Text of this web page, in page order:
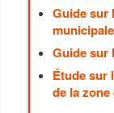
Guide sur
municipale
Guide sur
Étude sur
de la zone